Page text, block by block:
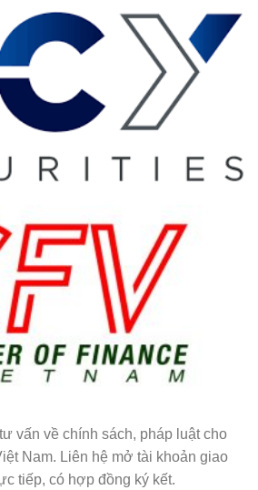
vấn về chính sách, pháp luật cho
Nam. Liên hệ mở tài khoản giao
tiếp, có hợp đồng ký kết.